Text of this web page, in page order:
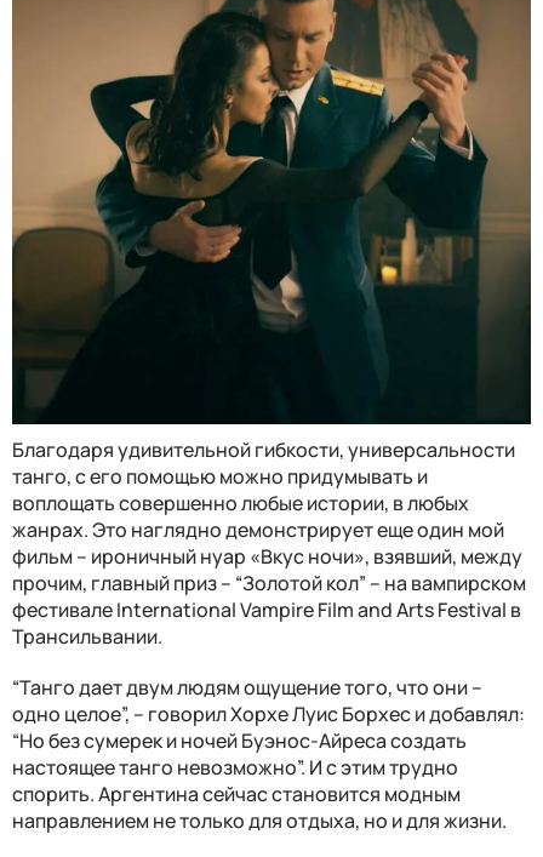
Благодаря удивительной гибкости, универсальности
танго, с его помощью можно придумывать и
воплощать совершенно любые истории, в любых
жанрах. Это наглядно демонстрирует еще один мой
фильм – ироничный нуар «Вкус ночи», взявший, между
прочим, главный приз – “Золотой кол” – на вампирском
фестивале International Vampire Film and Arts Festival в
Трансильвании.
“Танго дает двум людям ощущение того, что они –
одно целое”, – говорил Хорхе Луис Борхес и добавлял:
“Но без сумерек и ночей Буэнос-Айреса создать
настоящее танго невозможно”. И с этим трудно
спорить. Аргентина сейчас становится модным
направлением не только для отдыха, но и для жизни.